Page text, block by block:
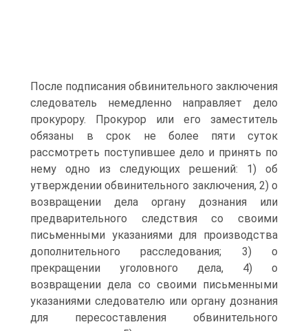
После подписания обвинительного заключения
следователь немедленно направляет дело
прокурору. Прокурор или его заместитель
обязаны в срок не более пяти суток
рассмотреть поступившее дело и принять по
нему одно из следующих решений: 1) об
утверждении обвинительного заключения, 2) о
возвращении дела органу дознания или
предварительного следствия со своими
письменными указаниями для производства
дополнительного расследования; 3) о
прекращении уголовного дела, 4) о
возвращении дела со своими письменными
указаниями следователю или органу дознания
для пересоставления обвинительного